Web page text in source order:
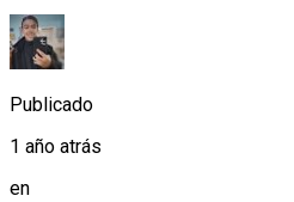
Publicado
1 año atrás
en